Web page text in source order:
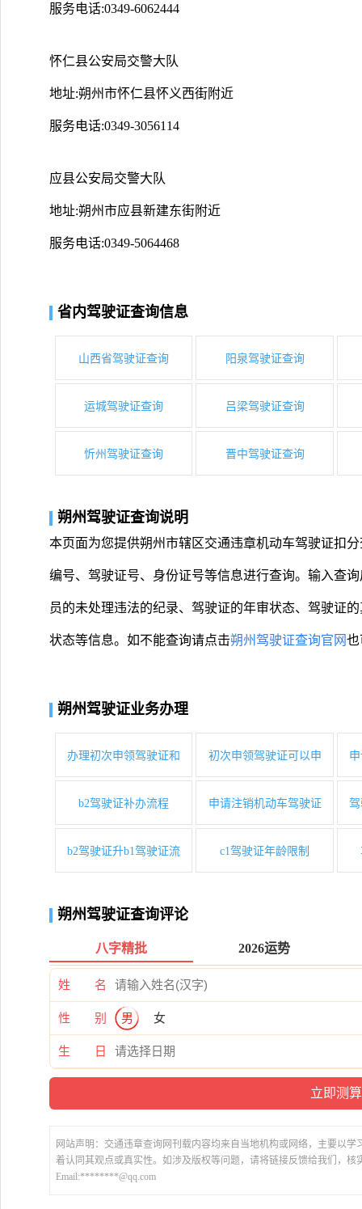
服务电话:0349-6062444
怀仁县公安局交警大队
地址:朔州市怀仁县怀义西街附近
服务电话:0349-3056114
应县公安局交警大队
地址:朔州市应县新建东街附近
服务电话:0349-5064468
省内驾驶证查询信息
山西省驾驶证查询 阳泉驾驶证查询
运城驾驶证查询 吕梁驾驶证查询
忻州驾驶证查询 晋中驾驶证查询
朔州驾驶证查询说明
本页面为您提供朔州市辖区交通违章机动车驾驶证扣
编号、驾驶证号、身份证号等信息进行查询。输入查
员的未处理违法的纪录、驾驶证的年审状态、驾驶证
状态等信息。如不能查询请点击朔州驾驶证查询官网也
朔州驾驶证业务办理
办理初次申领驾驶证和 初次申领驾驶证可以申
b2驾驶证补办流程 申请注销机动车驾驶证
b2驾驶证升b1驾驶证流 c1驾驶证年龄限制
朔州驾驶证查询评论
八字精批 2026运势
姓 名
性 别 男 女
生 日
网站声明：交通违章查询网刊载内容均来自当地机构或网络，主要以
着认同其观点或真实性。如涉及版权等问题，请将链接反馈给我们，核
Email:********@qq.com